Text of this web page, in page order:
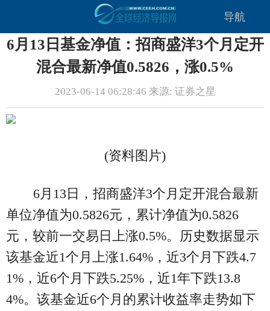
导航
6月13日基金净值：招商盛洋3个月定开
混合最新净值0.5826，涨0.5%
2023-06-14 06:28:46 来源: 证券之星
(资料图片)
6月13日，招商盛洋3个月定开混合最新
单位净值为0.5826元，累计净值为0.5826
元，较前一交易日上涨0.5%。历史数据显示
该基金近1个月上涨1.64%，近3个月下跌4.7
1%，近6个月下跌5.25%，近1年下跌13.8
4%。该基金近6个月的累计收益率走势如下